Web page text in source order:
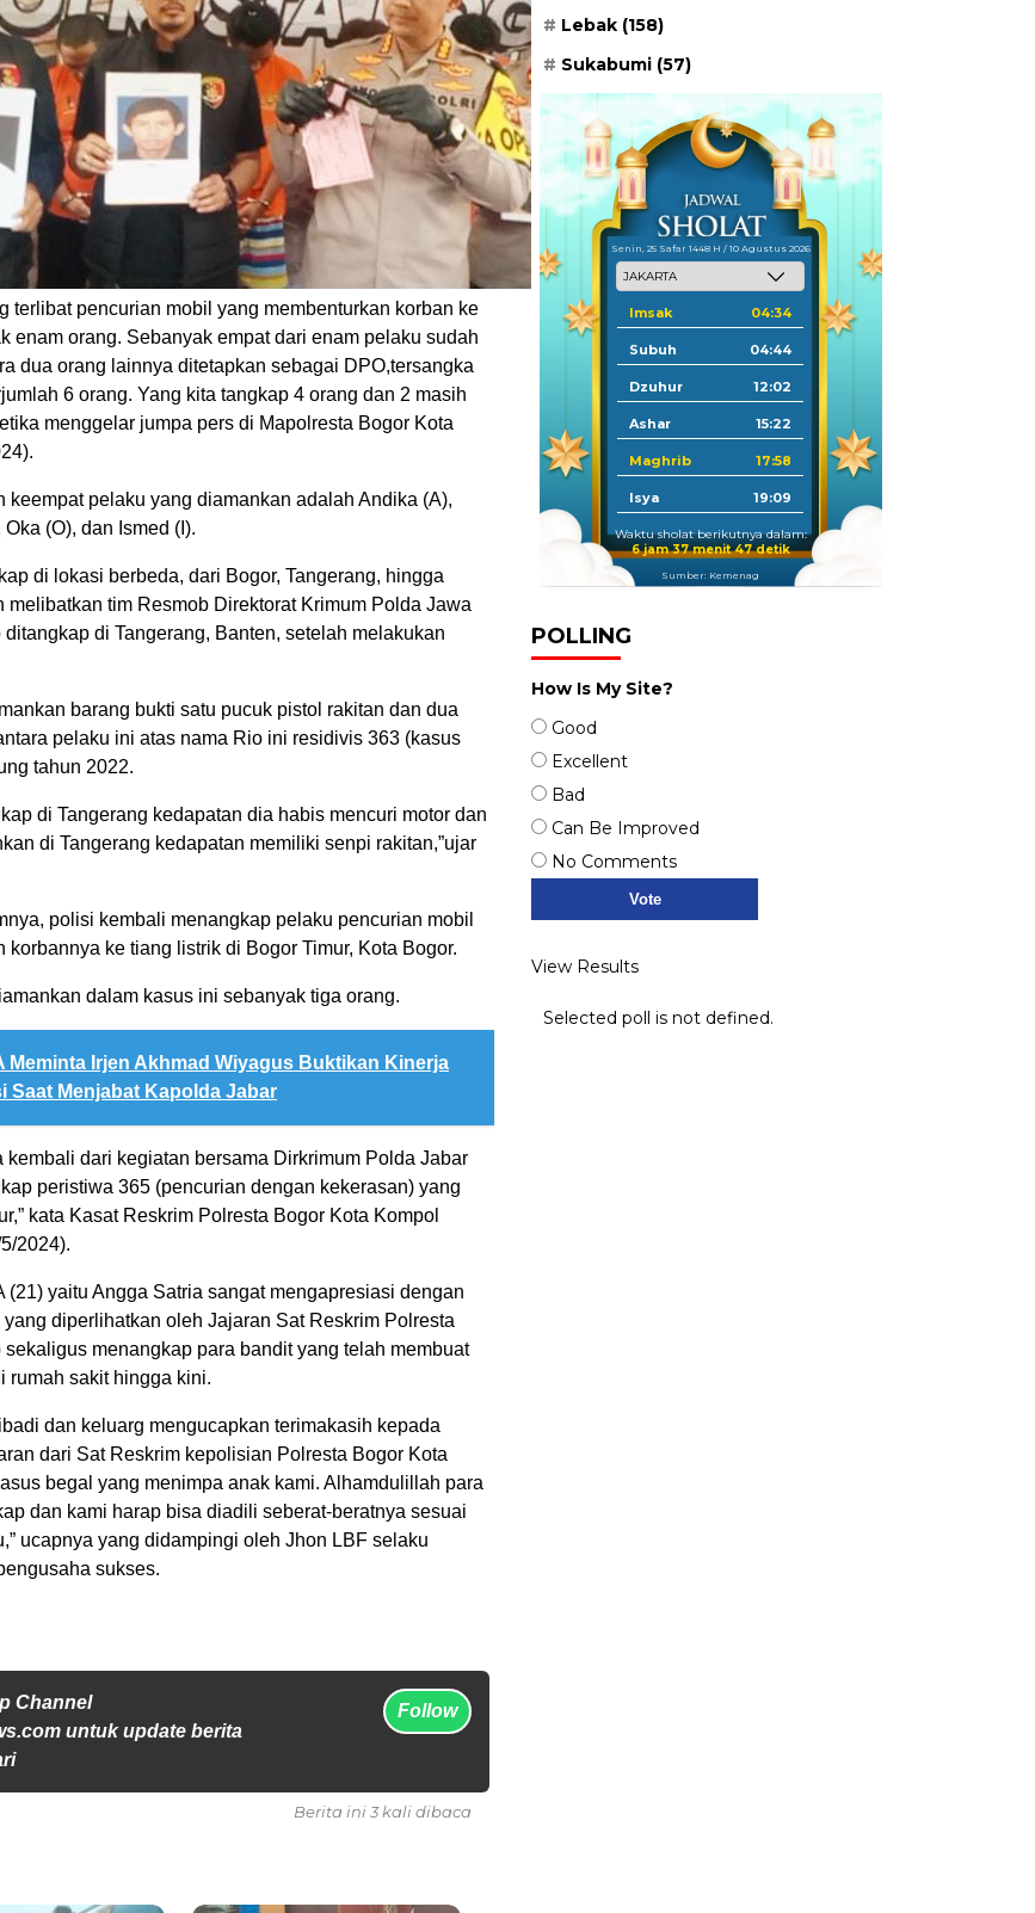
terlibat pencurian mobil yang membenturkan korban ke
enam orang. Sebanyak empat dari enam pelaku sudah
dua orang lainnya ditetapkan sebagai DPO,tersangka
6 orang. Yang kita tangkap 4 orang dan 2 masih
menggelar jumpa pers di Mapolresta Bogor Kota
keempat pelaku yang diamankan adalah Andika (A),
(O), dan Ismed (I).
di lokasi berbeda, dari Bogor, Tangerang, hingga
melibatkan tim Resmob Direktorat Krimum Polda Jawa
ditangkap di Tangerang, Banten, setelah melakukan
barang bukti satu pucuk pistol rakitan dan dua
pelaku ini atas nama Rio ini residivis 363 (kasus
tahun 2022.
di Tangerang kedapatan dia habis mencuri motor dan
di Tangerang kedapatan memiliki senpi rakitan,”ujar
polisi kembali menangkap pelaku pencurian mobil
korbannya ke tiang listrik di Bogor Timur, Kota Bogor.
dalam kasus ini sebanyak tiga orang.
Meminta Irjen Akhmad Wiyagus Buktikan Kinerja
Saat Menjabat Kapolda Jabar
kembali dari kegiatan bersama Dirkrimum Polda Jabar
peristiwa 365 (pencurian dengan kekerasan) yang
kata Kasat Reskrim Polresta Bogor Kota Kompol
2024).
(21) yaitu Angga Satria sangat mengapresiasi dengan
yang diperlihatkan oleh Jajaran Sat Reskrim Polresta
menangkap para bandit yang telah membuat
rumah sakit hingga kini.
dan keluarg mengucapkan terimakasih kepada
dari Sat Reskrim kepolisian Polresta Bogor Kota
begal yang menimpa anak kami. Alhamdulillah para
dan kami harap bisa diadili seberat-beratnya sesuai
ucapnya yang didampingi oleh Jhon LBF selaku
sukses.
Channel
untuk update berita
Follow
Berita ini 3 kali dibaca
Lebak (158)
Sukabumi (57)
Senin, 25 Safar 1448 H / 10 Agustus 2026
Imsak 04:34
Subuh 04:44
Dzuhur 12:02
Ashar 15:22
Maghrib 17:58
Isya 19:09
Waktu sholat berikutnya dalam:
6 jam 37 menit 45 detik
Sumber: Kemenag
POLLING
How Is My Site?
Good
Excellent
Bad
Can Be Improved
No Comments
View Results
Selected poll is not defined.